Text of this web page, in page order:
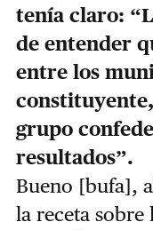
tenía claro:
de entender
entre los
grupo
resultados”.
Bueno [bufa],
la receta sobre